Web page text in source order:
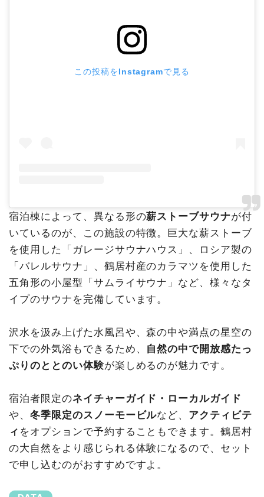
この投稿をInstagramで見る
宿泊棟によって、異なる形の薪ストーブサウナが付
いているのが、この施設の特徴。巨大な薪ストーブ
を使用した「ガレージサウナハウス」、ロシア製の
「バレルサウナ」、鶴居村産のカラマツを使用した
五角形の小屋型「サムライサウナ」など、様々なタ
イプのサウナを完備しています。
沢水を汲み上げた水風呂や、森の中や満点の星空の
下での外気浴もできるため、 自然の中で開放感たっ
ぷりのととのい体験が楽しめるのが魅力です。
宿泊者限定のネイチャーガイド・ローカルガイド
や、 冬季限定のスノーモービルなど、 アクティビテ
ィ をオプションで予約することもできます。鶴居村
の大自然をより感じられる体験になるので、セット
で申し込むのがおすすめですよ。